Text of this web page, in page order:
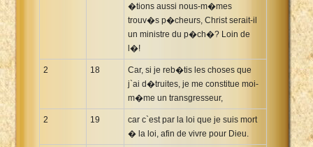
�tions aussi nous-m�mes
trouv�s p�cheurs, Christ serait-il
un ministre du p�ch�? Loin de
l�!
2 18
Car, si je reb�tis les choses que
j`ai d�truites, je me constitue moi-
m�me un transgresseur,
2 19
car c`est par la loi que je suis mort
� la loi, afin de vivre pour Dieu.